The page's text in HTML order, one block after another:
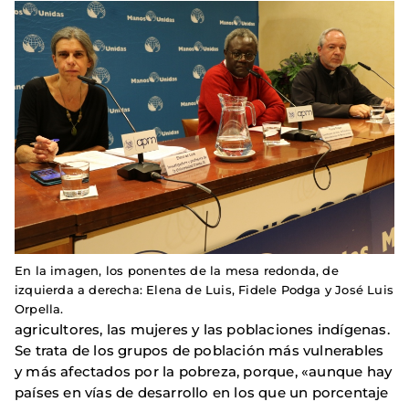
En la imagen, los ponentes de la mesa redonda, de
izquierda a derecha: Elena de Luis, Fidele Podga y José Luis
Orpella.
agricultores, las mujeres y las poblaciones indígenas.
Se trata de los grupos de población más vulnerables
y más afectados por la pobreza, porque, «aunque hay
países en vías de desarrollo en los que un porcentaje